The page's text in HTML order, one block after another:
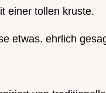
einer tollen kruste.
etwas. ehrlich